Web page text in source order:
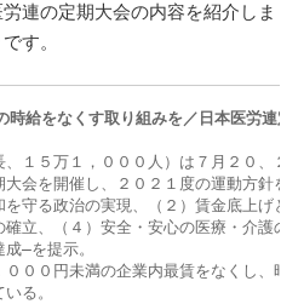
連の定期大会の内容を紹介しま
す。
給をなくす取り組みを／日本医労連定
、１５万１，０００人）は７月２０、２
会を開催し、２０２１度の運動方針を
守る政治の実現、（２）賃金底上げと
確立、（４）安全・安心の医療・介護の
―を提示。
００円未満の企業内最賃をなくし、時
る。